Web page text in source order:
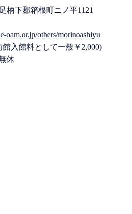
柄下郡箱根町ニノ平1121
oam.or.jp/others/morinoashiyu
入館料として一般￥2,000)
休